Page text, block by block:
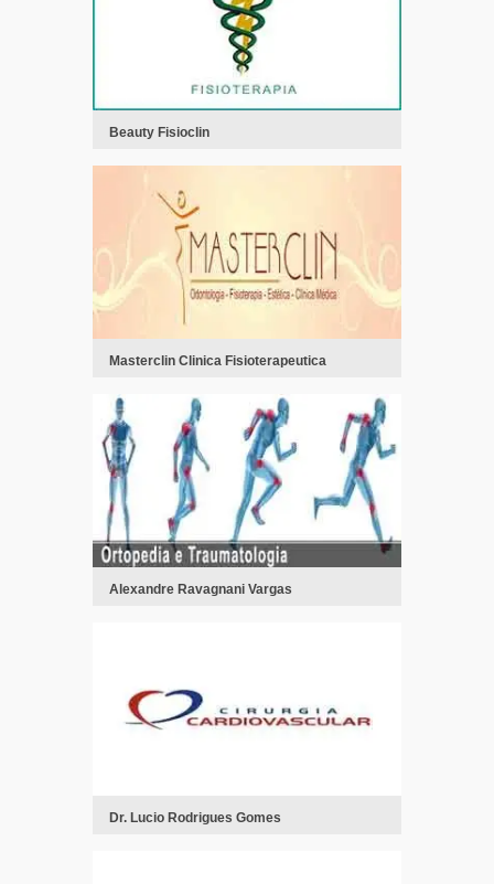
Beauty Fisioclin
Masterclin Clinica Fisioterapeutica
Alexandre Ravagnani Vargas
Dr. Lucio Rodrigues Gomes